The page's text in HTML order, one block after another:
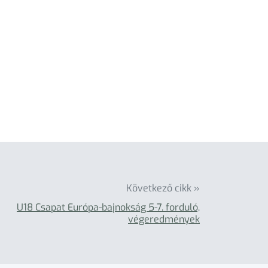
Következő cikk »
U18 Csapat Európa-bajnokság 5-7. forduló,
végeredmények